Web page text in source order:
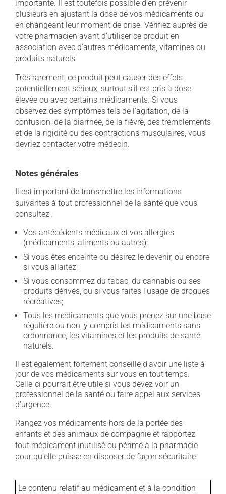
importante. Il est toutefois possible d'en prévenir
plusieurs en ajustant la dose de vos médicaments ou
en changeant leur moment de prise. Vérifiez auprès de
votre pharmacien avant d'utiliser ce produit en
association avec d'autres médicaments, vitamines ou
produits naturels.
Très rarement, ce produit peut causer des effets
potentiellement sérieux, surtout s'il est pris à dose
élevée ou avec certains médicaments. Si vous
observez des symptômes tels de l'agitation, de la
confusion, de la diarrhée, de la fièvre, des tremblements
et de la rigidité ou des contractions musculaires, vous
devriez contacter votre médecin.
Notes générales
Il est important de transmettre les informations
suivantes à tout professionnel de la santé que vous
consultez :
Vos antécédents médicaux et vos allergies
(médicaments, aliments ou autres);
Si vous êtes enceinte ou désirez le devenir, ou encore
si vous allaitez;
Si vous consommez du tabac, du cannabis ou ses
produits dérivés, ou si vous faites l'usage de drogues
récréatives;
Tous les médicaments que vous prenez sur une base
régulière ou non, y compris les médicaments sans
ordonnance, les vitamines et les produits de santé
naturels.
Il est également fortement conseillé d'avoir une liste à
jour de vos médicaments sur vous en tout temps.
Celle-ci pourrait être utile si vous devez voir un
professionnel de la santé ou faire appel aux services
d'urgence.
Rangez vos médicaments hors de la portée des
enfants et des animaux de compagnie et rapportez
tout médicament inutilisé ou périmé à la pharmacie
pour qu'elle puisse en disposer de façon sécuritaire.
Le contenu relatif au médicament et à la condition